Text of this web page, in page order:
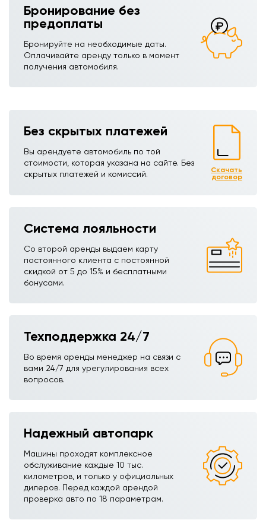
Бронирование без
предоплаты
Бронируйте на необходимые даты.
Оплачивайте аренду только в момент
получения автомобиля.
Без скрытых платежей
Вы арендуете автомобиль по той
стоимости, которая указана на сайте. Без
скрытых платежей и комиссий.
Скачать
договор
Система лояльности
Со второй аренды выдаем карту
постоянного клиента с постоянной
скидкой от 5 до 15% и бесплатными
бонусами.
Техподдержка 24/7
Во время аренды менеджер на связи с
вами 24/7 для урегулирования всех
вопросов.
Надежный автопарк
Машины проходят комплексное
обслуживание каждые 10 тыс.
километров, и только у официальных
дилеров. Перед каждой арендой
проверка авто по 18 параметрам.